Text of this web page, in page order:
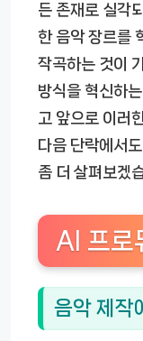
든 존재로 실각
한 음악 장르를
작곡하는 것이
방식을 혁신하
고 앞으로 이러
다음 단락에서
좀 더 살펴보겠
AI 프로
음악 제작